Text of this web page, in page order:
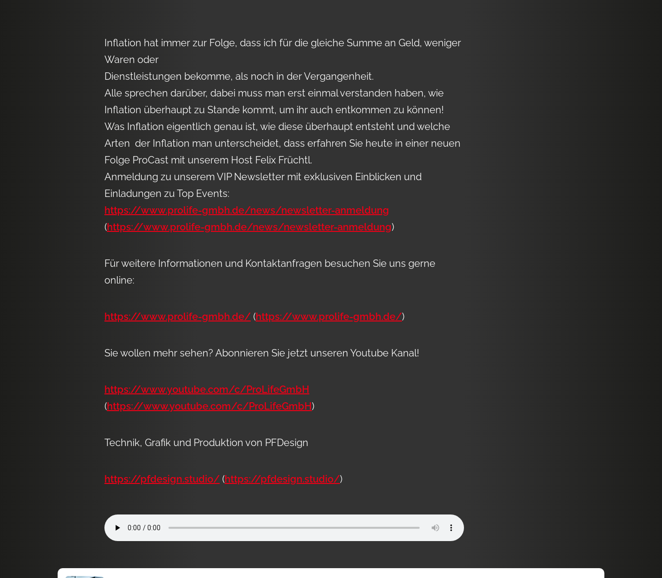
Inflation hat immer zur Folge, dass ich für die gleiche Summe an Geld, weniger
Waren oder
Dienstleistungen bekomme, als noch in der Vergangenheit.
Alle sprechen darüber, dabei muss man erst einmal verstanden haben, wie
Inflation überhaupt zu Stande kommt, um ihr auch entkommen zu können!
Was Inflation eigentlich genau ist, wie diese überhaupt entsteht und welche
Arten der Inflation man unterscheidet, dass erfahren Sie heute in einer neuen
Folge ProCast mit unserem Host Felix Früchtl.
Anmeldung zu unserem VIP Newsletter mit exklusiven Einblicken und
Einladungen zu Top Events:
https://www.prolife-gmbh.de/news/newsletter-anmeldung
(https://www.prolife-gmbh.de/news/newsletter-anmeldung)
Für weitere Informationen und Kontaktanfragen besuchen Sie uns gerne
online:
https://www.prolife-gmbh.de/ (https://www.prolife-gmbh.de/)
Sie wollen mehr sehen? Abonnieren Sie jetzt unseren Youtube Kanal!
https://www.youtube.com/c/ProLifeGmbH
(https://www.youtube.com/c/ProLifeGmbH)
Technik, Grafik und Produktion von PFDesign
https://pfdesign.studio/ (https://pfdesign.studio/)